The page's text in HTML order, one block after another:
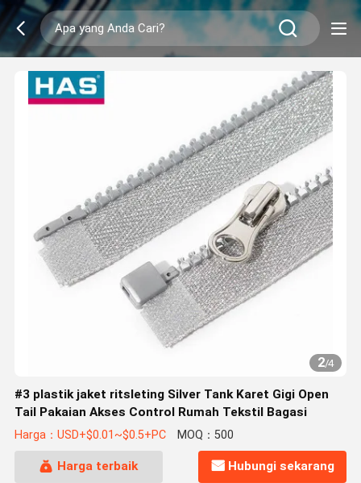
2/4
#3 plastik jaket ritsleting Silver Tank Karet Gigi Open
Tail Pakaian Akses Control Rumah Tekstil Bagasi
Harga：USD+$0.01~$0.5+PC MOQ：500
Harga terbaik Hubungi sekarang